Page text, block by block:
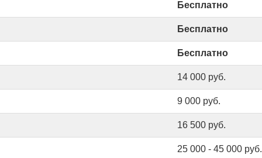
Бесплатно
Бесплатно
Бесплатно
14 000 руб.
9 000 руб.
16 500 руб.
25 000 - 45 000 руб.